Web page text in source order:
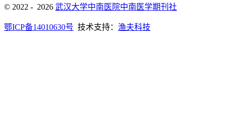
© 2022 - 2026 武汉大学中南医院中南医学期刊社
鄂ICP备14010630号 技术支持： 渔夫科技